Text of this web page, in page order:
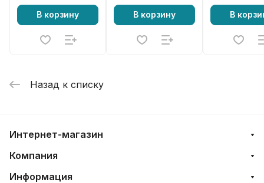
В корзину В корзину В
Назад к списку
Интернет-магазин
Компания
Информация